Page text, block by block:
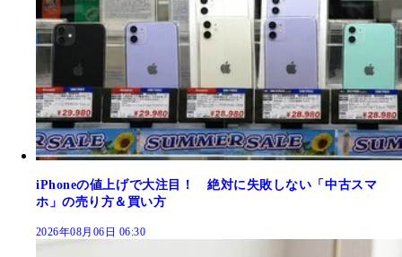
iPhoneの値上げで大注目！ 絶対に失敗しない「中古スマ
ホ」の売り方＆買い方
2026年08月06日 06:30